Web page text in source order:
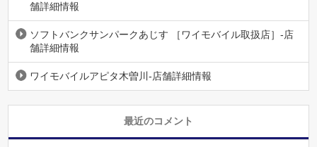
舗詳細情報
ソフトバンクサンパークあじす ［ワイモバイル取扱店］-店
舗詳細情報
ワイモバイルアピタ木曽川-店舗詳細情報
最近のコメント